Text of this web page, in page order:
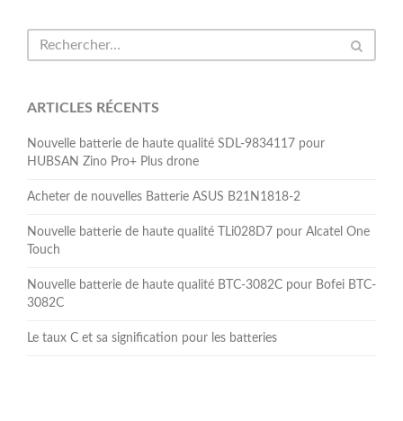
ARTICLES RÉCENTS
Nouvelle batterie de haute qualité SDL-9834117 pour
HUBSAN Zino Pro+ Plus drone
Acheter de nouvelles Batterie ASUS B21N1818-2
Nouvelle batterie de haute qualité TLi028D7 pour Alcatel One
Touch
Nouvelle batterie de haute qualité BTC-3082C pour Bofei BTC-
3082C
Le taux C et sa signification pour les batteries